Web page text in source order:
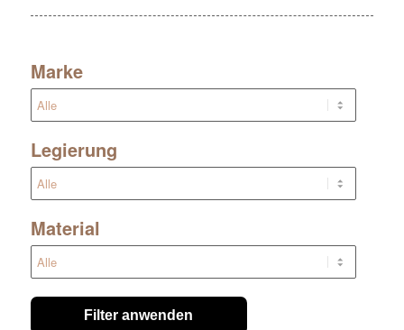
Marke
Legierung
Material
Filter anwenden